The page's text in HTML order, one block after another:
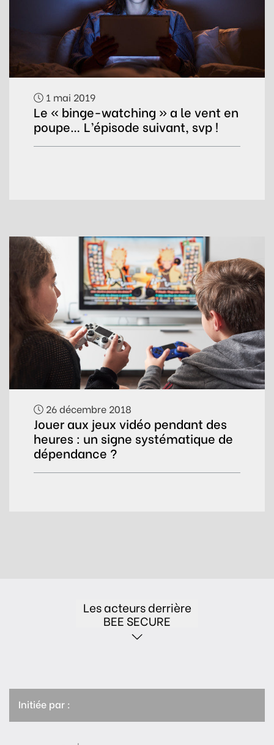
1 mai 2019
Le « binge-watching » a le vent en
poupe… L’épisode suivant, svp !
26 décembre 2018
Jouer aux jeux vidéo pendant des
heures : un signe systématique de
dépendance ?
Les acteurs derrière
BEE SECURE
Initiée par :